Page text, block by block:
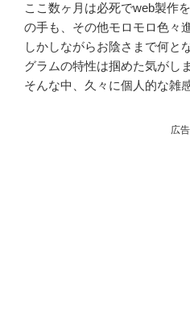
ここ数ヶ月は必死でweb製作
の手も、その他モロモロ色々
しかしながらお陰さまで何と
グラムの特性は掴めた気がしま
そんな中、久々に個人的な雑
広告